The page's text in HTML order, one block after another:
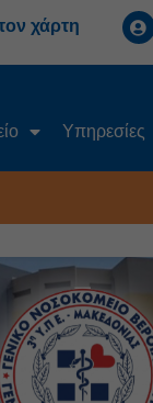
χάρτη
Υπηρεσίες